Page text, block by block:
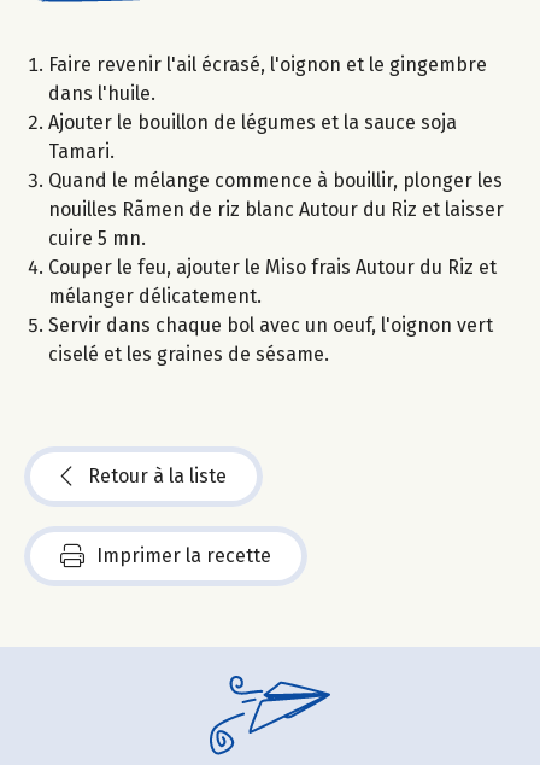
Faire revenir l'ail écrasé, l'oignon et le gingembre
dans l'huile.
Ajouter le bouillon de légumes et la sauce soja
Tamari.
Quand le mélange commence à bouillir, plonger les
nouilles Rãmen de riz blanc Autour du Riz et laisser
cuire 5 mn.
Couper le feu, ajouter le Miso frais Autour du Riz et
mélanger délicatement.
Servir dans chaque bol avec un oeuf, l'oignon vert
ciselé et les graines de sésame.
Retour à la liste
Imprimer la recette